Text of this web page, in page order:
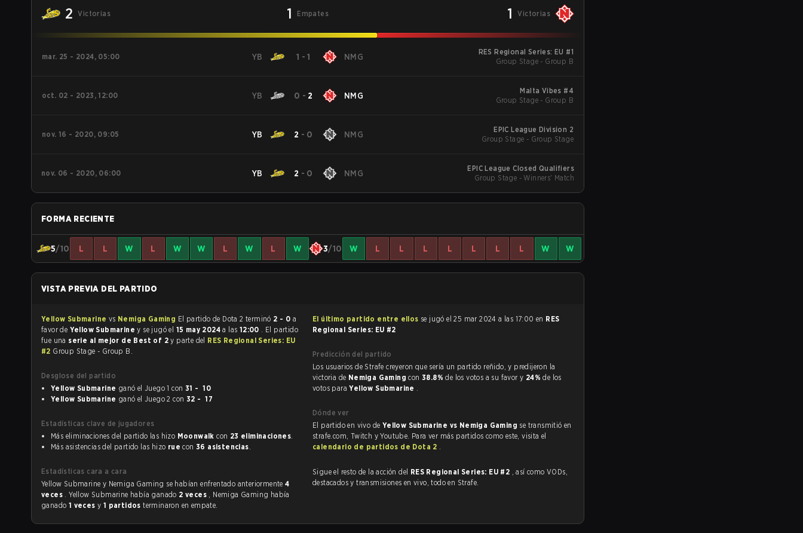
2 Victorias 1 Empates 1 Victorias
mar. 25 - 2024, 05:00 YB 1 -1 NMG
RES Regional Series: EU #1
Group Stage - Group B
oct. 02 - 2023, 12:00 YB 0 - 2 NMG
Malta Vibes #4
Group Stage - Group B
nov. 16 - 2020, 09:05 YB 2 - 0 NMG
EPIC League Division 2
Group Stage - Group Stage
nov. 06 - 2020, 06:00 YB 2 - 0 NMG
EPIC League Closed Qualifiers
Group Stage - Winners' Match
FORMA RECIENTE
5/10 L L W L W W L W L W 3/10 W L L L L L L L W W
VISTA PREVIA DEL PARTIDO
Yellow Submarine vs Nemiga Gaming El partido de Dota 2 terminó 2 - 0
favor de Yellow Submariney se jugó el 15 may 2024a las 12:00 . El partido
fue una serie al mejor de Best of 2y parte del RES Regional Series: EU
#2 Group Stage - Group B.
Desglose del partido
Yellow Submarine
ganó el Juego 1 con
31 - 10
Yellow Submarine
ganó el Juego 2 con 32 - 17
Estadísticas clave de jugadores
Más eliminaciones del partido las hizo Moonwalk con 23 eliminaciones.
Más asistencias del partido las hizo rue con 36 asistencias.
Estadísticas cara a cara
Yellow Submarine y Nemiga Gaming se habían enfrentado anteriormente4
veces . Yellow Submarine había ganado 2 veces , Nemiga Gaming había
ganado 1 veces y 1 partidosterminaron en empate.
El último partido entre ellos se jugó el 25 mar 2024 a las 17:00 en RES
Regional Series: EU #2
Predicción del partido
Los usuarios de Strafe creyeron que sería un partido reñido, y predijeron la
victoria de Nemiga Gamingcon 38.8%de los votos a su favor y 24%de los
votos paraYellow Submarine .
Dónde ver
El partido en vivo de Yellow Submarine vs Nemiga Gaming se transmitió en
strafe.com, Twitch y Youtube. Para ver más partidos como este, visita el
calendario de partidos de Dota 2 .
Sigue el resto de la acción del RES Regional Series: EU #2 , así como VODs,
destacados y transmisiones en vivo, todo en Strafe.